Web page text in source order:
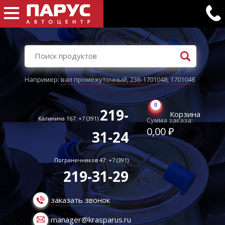
Например:вал промежуточный,236-1701048,1701048
Калинина 167: +7 (391) 219-
31-24
Пограничников 47: +7 (391)
219-31-29
заказать звонок
manager@krasparus.ru
0
Корзина
Сумма заказа:
0,00 ₽